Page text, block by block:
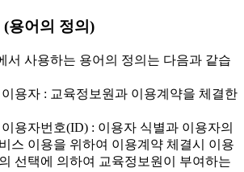
(용어의 정의)
서 사용하는 용어의 정의는 다음과 같습
용자 : 교육정보원과 이용계약을 체결한
용자번호(ID) : 이용자 식별과 이용자의
스 이용을 위하여 이용계약 체결시 이용
선택에 의하여 교육정보원이 부여하는